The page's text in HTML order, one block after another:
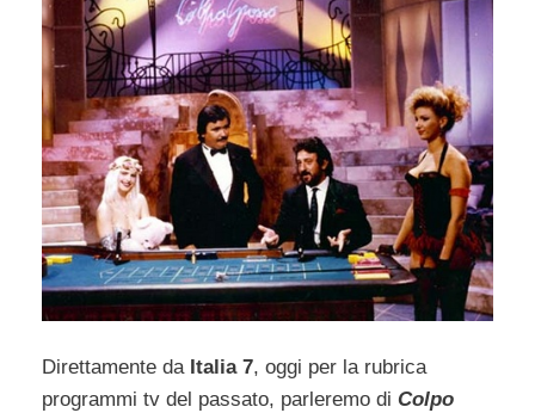
Direttamente da Italia 7, oggi per la rubrica
programmi tv del passato, parleremo di Colpo